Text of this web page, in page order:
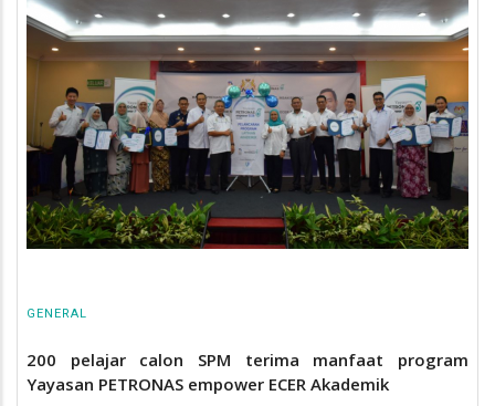
GENERAL
200 pelajar calon SPM terima manfaat program
Yayasan PETRONAS empower ECER Akademik